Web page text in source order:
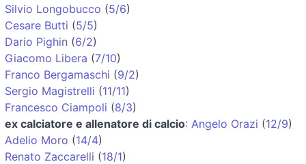
Silvio Longobucco (5/6)
Cesare Butti (5/5)
Dario Pighin (6/2)
Giacomo Libera (7/10)
Franco Bergamaschi (9/2)
Sergio Magistrelli (11/11)
Francesco Ciampoli (8/3)
ex calciatore e allenatore di calcio: Angelo Orazi (12/9)
Adelio Moro (14/4)
Renato Zaccarelli (18/1)